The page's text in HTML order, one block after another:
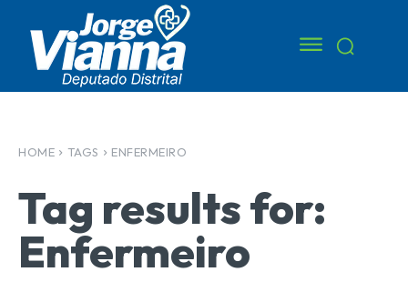
HOME TAGS ENFERMEIRO
Tag results for:
Enfermeiro